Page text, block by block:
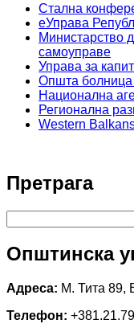
Стална
еУправа
Министарство
самоуправе
Управа за
Општа
Национална
Регионална
Western
Претрага
Општинска
Адреса: М. Тита 89,
Телефон: